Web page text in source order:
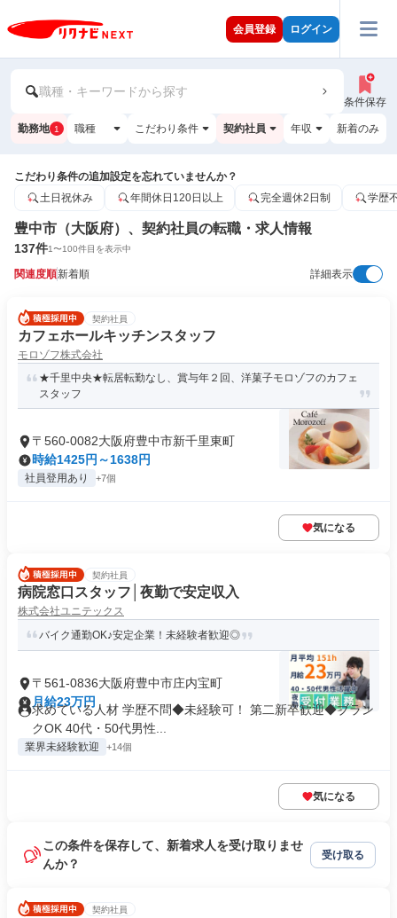
会員登録 ログイン
職種・キーワードから探す
条件保存
勤務地 1 職種 こだわり条件 契約社員 年収 新着のみ
こだわり条件の追加設定を忘れていませんか？
土日祝休み
年間休日120日以上 完全週休2日制 学歴
豊中市（大阪府）、契約社員の転職・求人情報
137件1〜100件目を表示中
関連度順新着順 詳細表示
契約社員
カフェホールキッチンスタッフ
モロゾフ株式会社
★千里中央★転居転勤なし、賞与年２回、洋菓子モロゾフのカフェ
スタッフ
〒560-0082大阪府豊中市新千里東町
時給1425円～1638円
社員登用あり +7個
気になる
契約社員
病院窓口スタッフ│夜勤で安定収入
株式会社ユニテックス
バイク通勤OK♪安定企業！未経験者歓迎◎
〒561-0836大阪府豊中市庄内宝町
月給23万円
求めている人材 学歴不問◆未経験可！ 第二新卒歓迎◆ブラン
クOK 40代・50代男性...
業界未経験歓迎 +14個
気になる
この条件を保存して、新着求人を受け取りませ
んか？
受け取る
契約社員